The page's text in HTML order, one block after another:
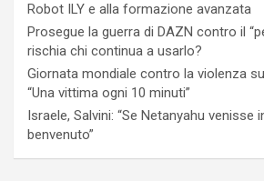
Robot ILY e alla formazione avanzata
Prosegue la guerra di DAZN contro il
rischia chi continua a usarlo?
Giornata mondiale contro la violenza
“Una vittima ogni 10 minuti”
Israele, Salvini: “Se Netanyahu venisse
benvenuto”